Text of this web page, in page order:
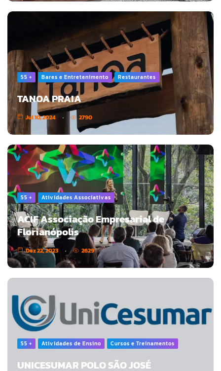
55 + Bares e Entretenimento Restaurantes
TANOA PRAIA
Jul 10, 2024 2790
55 + Atividades Associativas
ACIF Associação Empresarial de
Florianópolis
Dez 22, 2023 2629
55 + Atividades de Ensino Cursos e Treinamentos
UNICESUMAR POLO SÃO JOSÉ